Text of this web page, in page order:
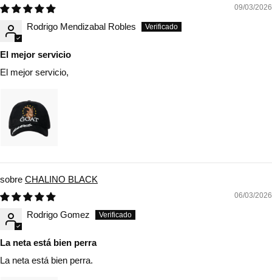
09/03/2026
Rodrigo Mendizabal Robles
El mejor servicio
El mejor servicio,
CHALINO BLACK
06/03/2026
Rodrigo Gomez
La neta está bien perra
La neta está bien perra.